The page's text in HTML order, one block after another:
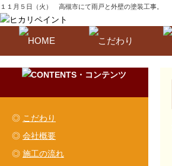
１１月５日（火） 高槻市にて雨戸と外壁の塗装工事。
◎ こだわり
◎ 会社概要
◎ 施工の流れ